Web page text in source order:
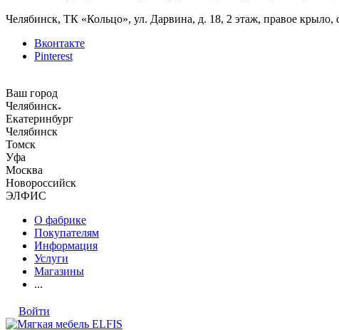
Челябинск, ТК «Кольцо», ул. Дарвина, д. 18, 2 этаж, правое крыло,
Вконтакте
Pinterest
Ваш город
Челябинск
Екатеринбург
Челябинск
Томск
Уфа
Москва
Новороссийск
ЭЛФИС
О фабрике
Покупателям
Информация
Услуги
Магазины
...
Войти